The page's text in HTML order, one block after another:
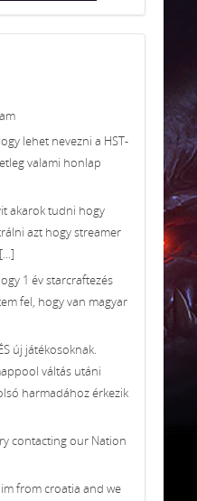
lehet nevezni a HST-
valami honlap
akarok tudni hogy
azt hogy streamer
1 év starcraftezés
fel, hogy van magyar
új játékosoknak.
váltás utáni
harmadához érkezik
contacting our Nation
from croatia and we